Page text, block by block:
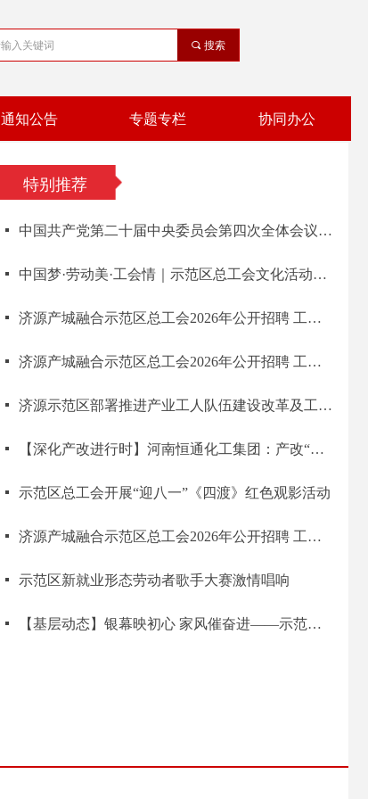
끠 搜索
通知公告 专题专栏 协同办公
特别推荐
넷 中国共产党第二十届中央委员会第四次全体会议公报
넷 中国梦·劳动美·工会情｜示范区总工会文化活动进基层走进金利集团
넷 济源产城融合示范区总工会2026年公开招聘 工会社会工作者考察公告
넷 济源产城融合示范区总工会2026年公开招聘 工会社会工作者体检公告
넷 济源示范区部署推进产业工人队伍建设改革及工匠学院体系建设
넷 【深化产改进行时】河南恒通化工集团：产改“组合拳”打通成长“快车道”
넷 示范区总工会开展“迎八一”《四渡》红色观影活动
넷 济源产城融合示范区总工会2026年公开招聘 工会社会工作者面试资格确认递补公告
넷 示范区新就业形态劳动者歌手大赛激情唱响
넷 【基层动态】银幕映初心 家风催奋进——示范区财政局工会开展红色教育观影活动